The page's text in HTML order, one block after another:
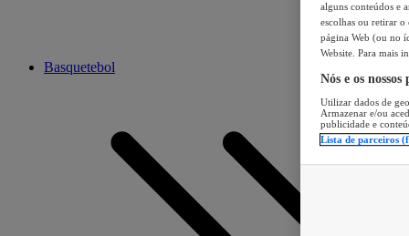
Basquetebol
alguns conteúdos e
escolhas ou retirar
página Web (ou no
Website. Para mais
Nós e os
Utilizar dados de
Armazenar e/ou
publicidade e
Lista de parceiros